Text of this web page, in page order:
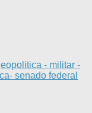
- militar -
senado federal